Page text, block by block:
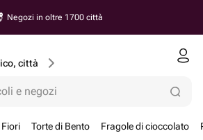
Negozi in oltre 1700 città
città
e negozi
Fiori Torte di Bento Fragole di cioccolato